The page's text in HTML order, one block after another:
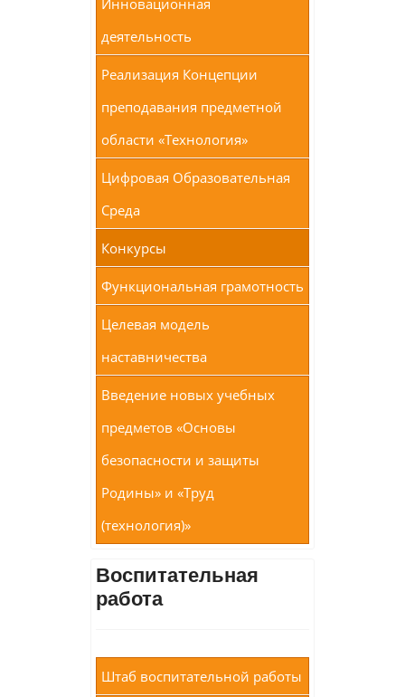
Инновационная
деятельность
Реализация Концепции
преподавания предметной
области «Технология»
Цифровая Образовательная
Среда
Конкурсы
Функциональная грамотность
Целевая модель
наставничества
Введение новых учебных
предметов «Основы
безопасности и защиты
Родины» и «Труд
(технология)»
Воспитательная
работа
Штаб воспитательной работы